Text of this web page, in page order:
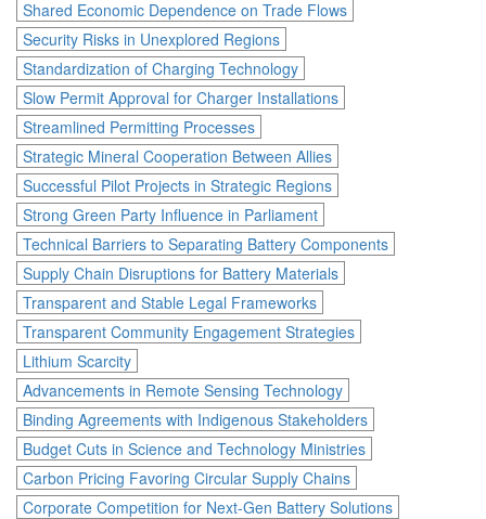
Shared Economic Dependence on Trade Flows
Security Risks in Unexplored Regions
Standardization of Charging Technology
Slow Permit Approval for Charger Installations
Streamlined Permitting Processes
Strategic Mineral Cooperation Between Allies
Successful Pilot Projects in Strategic Regions
Strong Green Party Influence in Parliament
Technical Barriers to Separating Battery Components
Supply Chain Disruptions for Battery Materials
Transparent and Stable Legal Frameworks
Transparent Community Engagement Strategies
Lithium Scarcity
Advancements in Remote Sensing Technology
Binding Agreements with Indigenous Stakeholders
Budget Cuts in Science and Technology Ministries
Carbon Pricing Favoring Circular Supply Chains
Corporate Competition for Next-Gen Battery Solutions